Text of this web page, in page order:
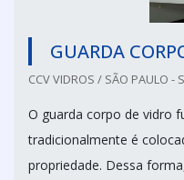
GUARDA
CCV VIDROS / SÃO PAULO -
O guarda corpo de vidro
tradicionalmente é
propriedade. Dessa